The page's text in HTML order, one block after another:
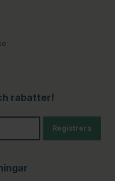
rabatter!
Registrera